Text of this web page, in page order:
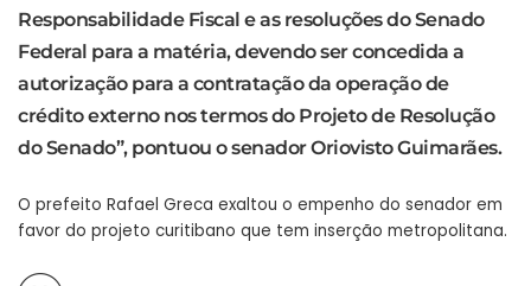
Responsabilidade Fiscal e as resoluções do Senado
Federal para a matéria, devendo ser concedida a
autorização para a contratação da operação de
crédito externo nos termos do Projeto de Resolução
do Senado”, pontuou o senador Oriovisto Guimarães.
O prefeito Rafael Greca exaltou o empenho do senador em
favor do projeto curitibano que tem inserção metropolitana.